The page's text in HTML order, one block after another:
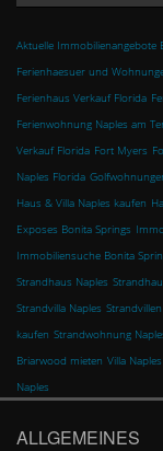
Aktuelle Immobilienangebote
Ferienhaesuer und
Ferienhaus Verkauf Florida
Ferienwohnung Naples am
Verkauf Florida Fort Myers
Naples Florida
Haus & Villa Naples kaufen
Exposes Bonita Springs
Immobiliensuche Bonita
Strandhaus Naples
Strandvilla Naples
kaufen Strandwohnung
Briarwood mieten Villa Naples
Naples
ALLGEMEINES